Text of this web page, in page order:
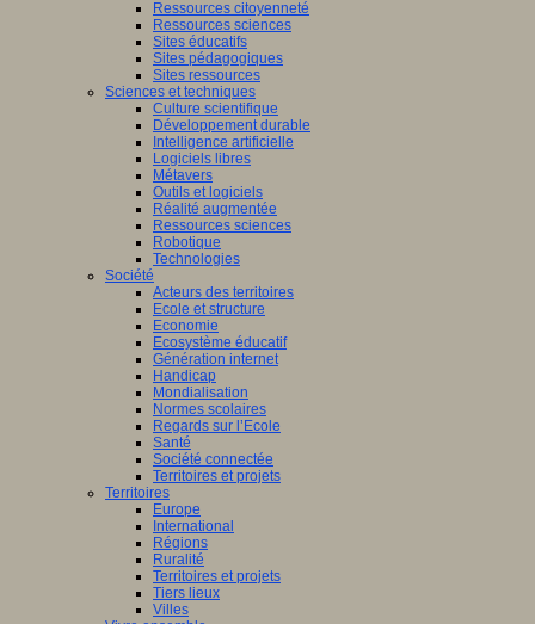
Ressources citoyenneté
Ressources sciences
Sites éducatifs
Sites pédagogiques
Sites ressources
Sciences et techniques
Culture scientifique
Développement durable
Intelligence artificielle
Logiciels libres
Métavers
Outils et logiciels
Réalité augmentée
Ressources sciences
Robotique
Technologies
Société
Acteurs des territoires
Ecole et structure
Economie
Ecosystème éducatif
Génération internet
Handicap
Mondialisation
Normes scolaires
Regards sur l’Ecole
Santé
Société connectée
Territoires et projets
Territoires
Europe
International
Régions
Ruralité
Territoires et projets
Tiers lieux
Villes